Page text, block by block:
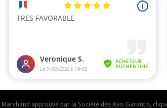
Marchand approuvé par la Société des Avis Garantis,